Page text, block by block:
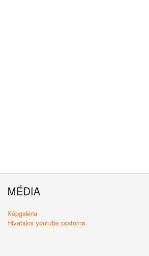
MÉDIA
Képgaléria
Hivatalos youtube csatorna